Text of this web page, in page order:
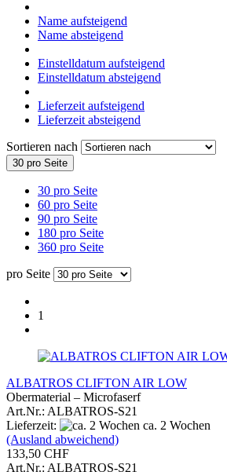
Name aufsteigend
Name absteigend
Einstelldatum aufsteigend
Einstelldatum absteigend
Lieferzeit aufsteigend
Lieferzeit absteigend
Sortieren nach
30 pro Seite
30 pro Seite
60 pro Seite
90 pro Seite
180 pro Seite
360 pro Seite
pro Seite
1
ALBATROS CLIFTON AIR LOW
Obermaterial – Microfaserf
Art.Nr.: ALBATROS-S21
Lieferzeit:
ca. 2 Wochen
(Ausland abweichend)
133,50 CHF
Art.Nr.: ALBATROS-S21